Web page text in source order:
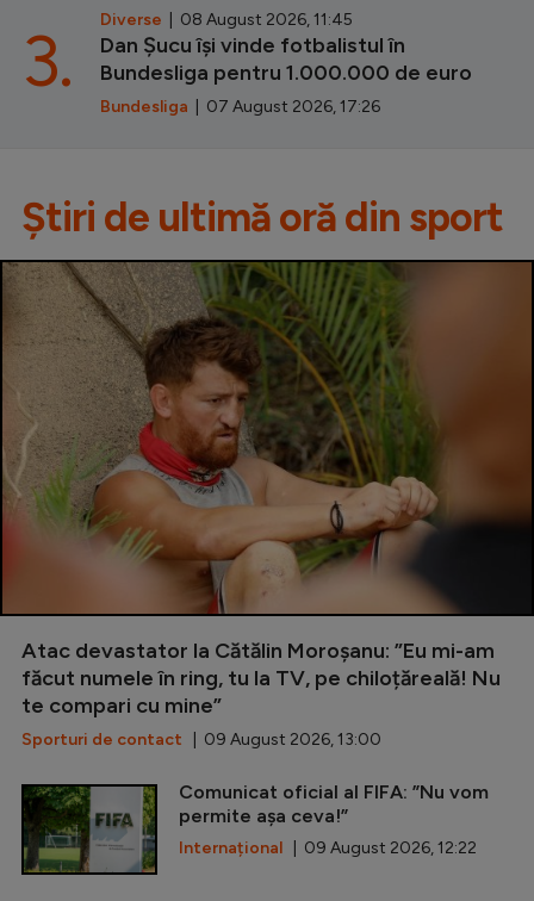
Diverse | 08 August 2026, 11:45
Dan Șucu își vinde fotbalistul în
Bundesliga pentru 1.000.000 de euro
Bundesliga | 07 August 2026, 17:26
3.
Știri de ultimă oră din sport
Atac devastator la Cătălin Moroșanu: ”Eu mi-am
făcut numele în ring, tu la TV, pe chiloțăreală! Nu
te compari cu mine”
Sporturi de contact | 09 August 2026, 13:00
Comunicat oficial al FIFA: ”Nu vom
permite așa ceva!”
Internațional | 09 August 2026, 12:22